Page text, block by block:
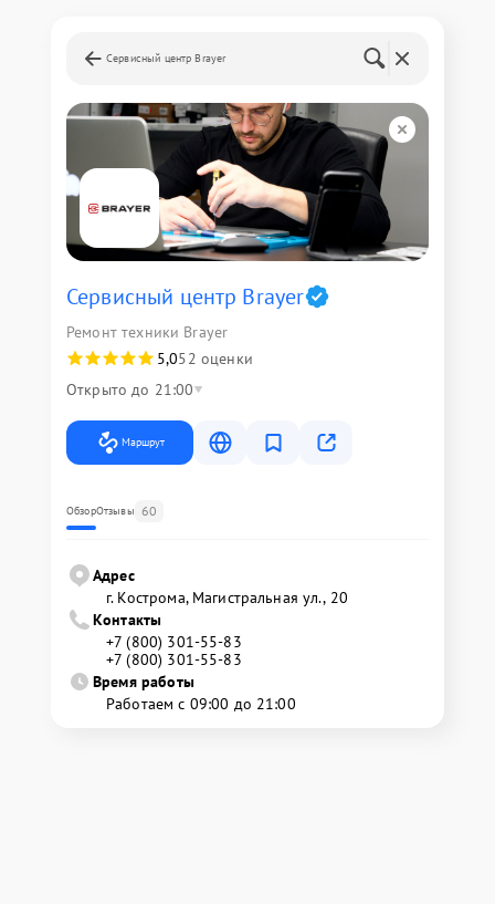
Сервисный центр Brayer
Сервисный центр Brayer
Ремонт техники Brayer
5,052 оценки
Открыто до 21:00
Маршрут
ОбзорОтзывы 60
Адрес
г. Кострома, Магистральная ул., 20
Контакты
+7 (800) 301-55-83
+7 (800) 301-55-83
Время работы
Работаем с 09:00 до 21:00